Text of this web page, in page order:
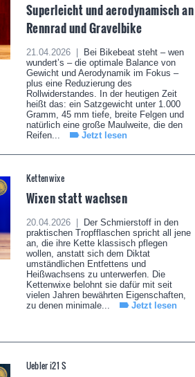
Superleicht und aerodynamisch an
Rennrad und Gravelbike
21.04.2026 |
Bei Bikebeat steht – wen
wundert’s – die optimale Balance von
Gewicht und Aerodynamik im Fokus –
plus eine Reduzierung des
Rollwiderstandes. In der heutigen Zeit
heißt das: ein Satzgewicht unter 1.000
Gramm, 45 mm tiefe, breite Felgen und
natürlich eine große Maulweite, die den
Reifen...
Jetzt lesen
Kettenwixe
Wixen statt wachsen
20.04.2026 |
Der Schmierstoff in den
praktischen Tropfflaschen spricht all jene
an, die ihre Kette klassisch pflegen
wollen, anstatt sich dem Diktat
umständlichen Entfettens und
Heißwachsens zu unterwerfen. Die
Kettenwixe belohnt sie dafür mit seit
vielen Jahren bewährten Eigenschaften,
zu denen minimale...
Jetzt lesen
Uebler i21 S